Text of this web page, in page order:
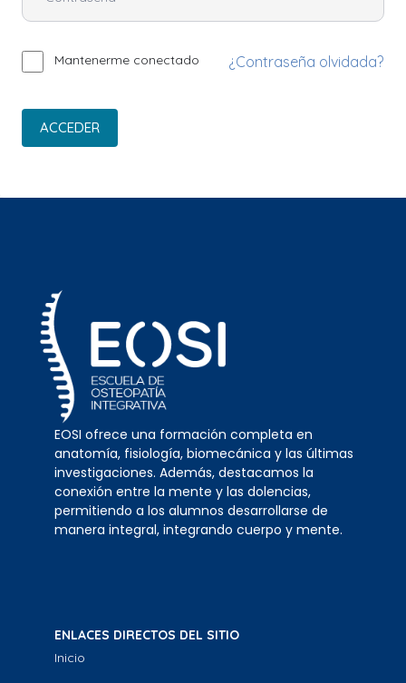
Mantenerme conectado ¿Contraseña olvidada?
ACCEDER
EOSI ofrece una formación completa en
anatomía, fisiología, biomecánica y las últimas
investigaciones. Además, destacamos la
conexión entre la mente y las dolencias,
permitiendo a los alumnos desarrollarse de
manera integral, integrando cuerpo y mente.
ENLACES DIRECTOS DEL SITIO
Inicio